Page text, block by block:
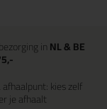
bezorging inNL & BE
kies zelf
je afhaalt